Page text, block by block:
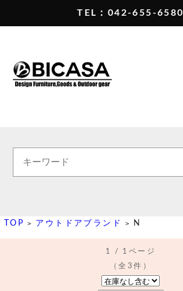
TEL：042-655-6580
TOP > アウトドアブランド > N
1 / 1ページ
（全3件）